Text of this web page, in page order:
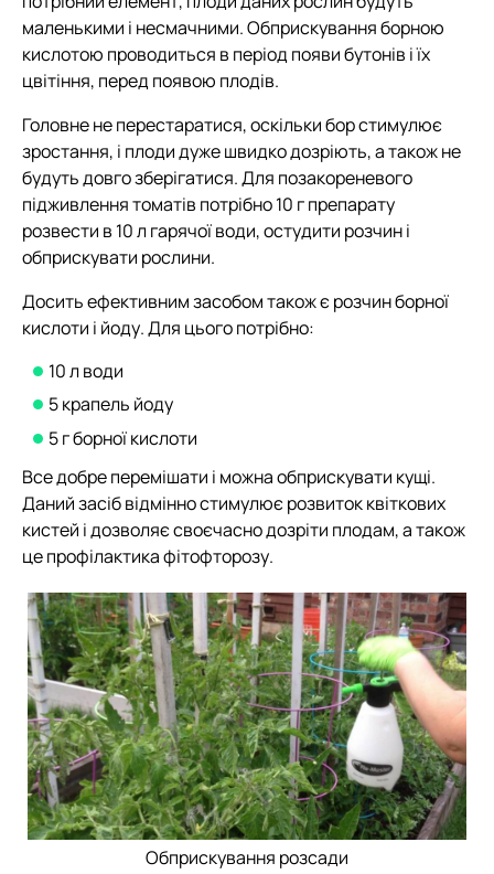
маленькими і несмачними. Обприскування борною
кислотою проводиться в період появи бутонів і їх
цвітіння, перед появою плодів.
Головне не перестаратися, оскільки бор стимулює
зростання, і плоди дуже швидко дозріють, а також не
будуть довго зберігатися. Для позакореневого
підживлення томатів потрібно 10 г препарату
розвести в 10 л гарячої води, остудити розчин і
обприскувати рослини.
Досить ефективним засобом також є розчин борної
кислоти і йоду. Для цього потрібно:
10 л води
5 крапель йоду
5 г борної кислоти
Все добре перемішати і можна обприскувати кущі.
Даний засіб відмінно стимулює розвиток квіткових
кистей і дозволяє своєчасно дозріти плодам, а також
це профілактика фітофторозу.
Обприскування розсади